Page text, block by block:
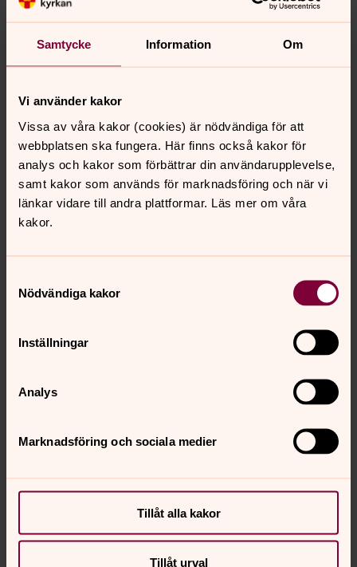
Samtycke Information Om
Vi använder kakor
Vissa av våra kakor (cookies) är nödvändiga för att
webbplatsen ska fungera. Här finns också kakor för
analys och kakor som förbättrar din användarupplevelse,
samt kakor som används för marknadsföring och när vi
länkar vidare till andra plattformar. Läs mer om våra
kakor.
Nödvändiga kakor
Inställningar
Analys
Marknadsföring och sociala medier
Tillåt alla kakor
Tillåt urval
Pastoratets präster, diakoner och församlingspedagog
Senast ändrad 3 mars 2021
innehåll?
stora.lundby-ostad.pastorat@svenskakyrkan.se
Dela